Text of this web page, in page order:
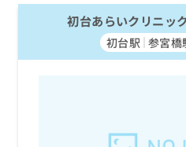
初台あらいクリニッ
初台駅 参宮橋